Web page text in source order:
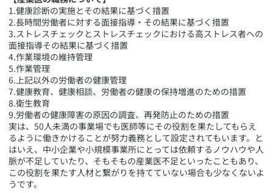
1.健康診断の実施とその結果に基づく措置
2.長時間労働者に対する面接指導・その結果に基づく措置
3.ストレスチェックとストレスチェックにおける高ストレス者への
面接指導その結果に基づく措置
4.作業環境の維持管理
5.作業管理
6.上記以外の労働者の健康管理
7.健康教育、健康相談、労働者の健康の保持増進のための措置
8.衛生教育
9.労働者の健康障害の原因の調査、再発防止のための措置
​実は、50人未満の事業場でも医師等にその役割を果たしてもらえ
るように働きかけることが努力義務として設定されてもいます。と
はいえ、中小企業や小規模事業所にとっては依頼するノウハウや人
脈が不足していたり、そもそもの産業医不足といったこともあり、
この役割を果たす人材と繋がりを持てていない場合も少なくないよ
うです。